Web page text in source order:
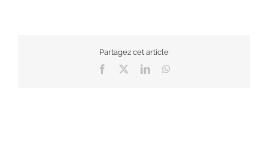
Partagez cet article
Facebook LinkedIn